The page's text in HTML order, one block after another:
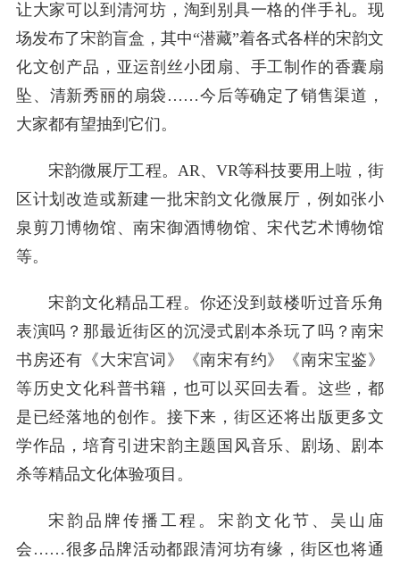
让大家可以到清河坊，淘到别具一格的伴手礼。现
场发布了宋韵盲盒，其中“潜藏”着各式各样的宋韵文
化文创产品，亚运剖丝小团扇、手工制作的香囊扇
坠、清新秀丽的扇袋……今后等确定了销售渠道，
大家都有望抽到它们。
宋韵微展厅工程。AR、VR等科技要用上啦，街
区计划改造或新建一批宋韵文化微展厅，例如张小
泉剪刀博物馆、南宋御酒博物馆、宋代艺术博物馆
等。
宋韵文化精品工程。你还没到鼓楼听过音乐角
表演吗？那最近街区的沉浸式剧本杀玩了吗？南宋
书房还有《大宋宫词》《南宋有约》《南宋宝鉴》
等历史文化科普书籍，也可以买回去看。这些，都
是已经落地的创作。接下来，街区还将出版更多文
学作品，培育引进宋韵主题国风音乐、剧场、剧本
杀等精品文化体验项目。
宋韵品牌传播工程。宋韵文化节、吴山庙
会……很多品牌活动都跟清河坊有缘，街区也将通